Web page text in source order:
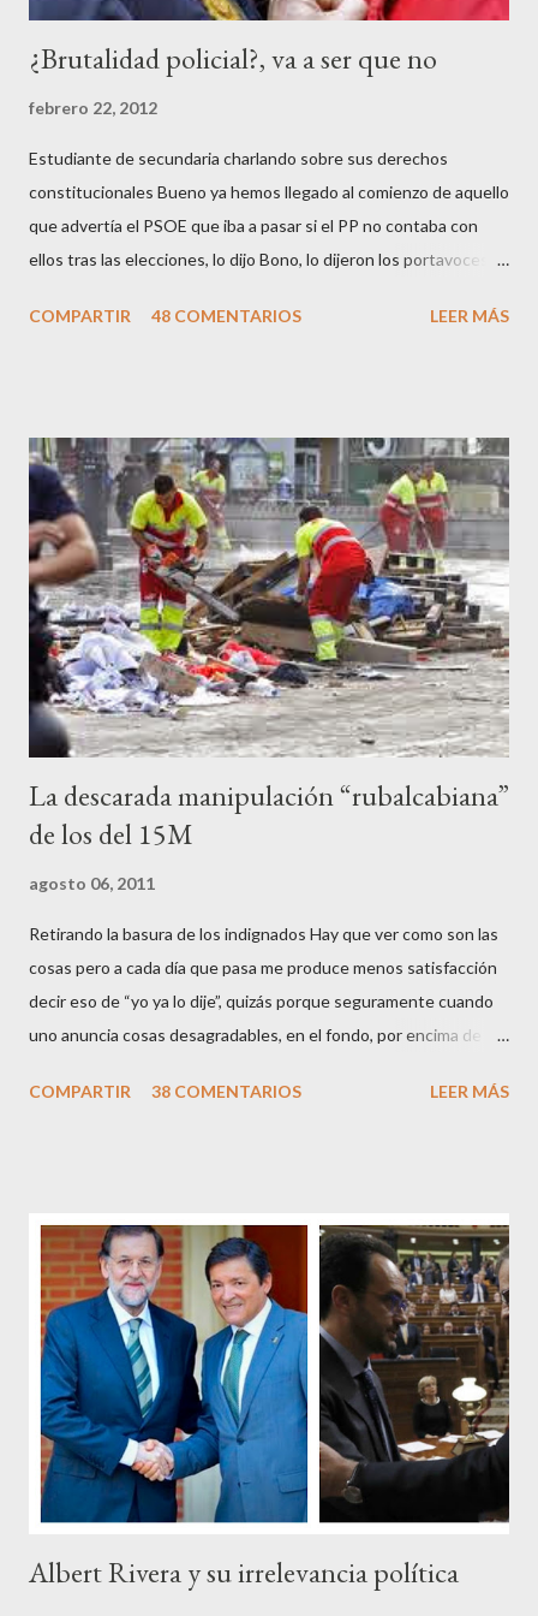
i¿Brutalidad policial?, va a ser que no
febrero 22, 2012
Estudiante de secundaria charlando sobre sus derechos
constitucionales Bueno ya hemos llegado al comienzo de aquello
que advertía el PSOE que iba a pasar si el PP no contaba con
ellos tras las elecciones, lo dijo Bono, lo dijeron los portavoces
los okupas, los red skins, los sharps o los anarcos porque a estos
caballeretes salieran en Valencia a la calle, dispuestos a hacer lo
que les viniera en gana, manifestarse sin la autorización
pertinente, cortar el tráfico de las calles más céntricas, volcar los
contenedores de vidrio para tener botellas a mano para agredir a
los agentes, incendiar contenedores, apedrear a la policía,
agredirla, morderla, para que toda la pijo progresía del país, todos
los que no fuman ni tabaco, n...
COMPARTIR 48 COMENTARIOS LEER MÁS
La descarada manipulación “rubalcabiana”
de los del 15M
agosto 06, 2011
Retirando la basura de los indignados Hay que ver como son las
cosas pero a cada día que pasa me produce menos satisfacción
decir eso de “yo ya lo dije”, quizás porque seguramente cuando
uno anuncia cosas desagradables, en el fondo, por encima de la
Pero francamente estos socialistas son tan transparentes en su
de ciudadanos, la mayoría de los cuales no han pagado jamás un
impuesto, sea por vocación o simplemente por no haber tenido
un trabajo en su vida, decidieron salir a la calle revestidos de la
sagrada túnica de la “indignación ciudadana” y con su actitud
crear una paradoja, se autodenominaban “movimiento 15M” y lo
que hicieron fue apoderarse de una plaza pública y allí sentaron
sus reales, bueno sus reales no,...
COMPARTIR 38 COMENTARIOS LEER MÁS
Albert Rivera y su irrelevancia política